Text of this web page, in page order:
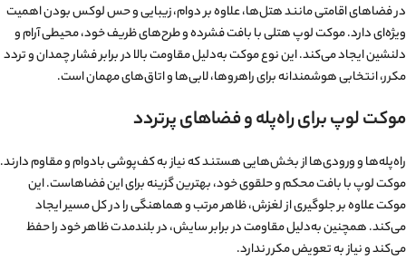
در فضاهای اقامتی مانند هتل‌ها، علاوه بر دوام، زیبایی و حس لوکس بودن اهمیت
ویژه‌ای دارد. موکت لوپ هتلی با بافت فشرده و طرح‌های ظریف خود، محیطی آرام و
دلنشین ایجاد می‌کند. این نوع موکت به‌دلیل مقاومت بالا در برابر فشار چمدان و تردد
مکرر، انتخابی هوشمندانه برای راهروها، لابی‌ها و اتاق‌های مهمان است.
موکت لوپ برای راه‌پله و فضاهای پرتردد
راه‌پله‌ها و ورودی‌ها از بخش‌هایی هستند که نیاز به کف‌پوشی بادوام و مقاوم دارند.
موکت لوپ با بافت محکم و حلقوی خود، بهترین گزینه برای این فضاهاست. این
موکت علاوه بر جلوگیری از لغزش، ظاهر مرتب و هماهنگی را در کل مسیر ایجاد
می‌کند. همچنین به‌دلیل مقاومت در برابر سایش، در بلندمدت ظاهر خود را حفظ
می‌کند و نیاز به تعویض مکرر ندارد.